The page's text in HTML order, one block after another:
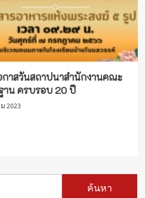
กาสวันสถาปนาสำนักงานคณะ
น ครบรอบ 20 ปี
2023